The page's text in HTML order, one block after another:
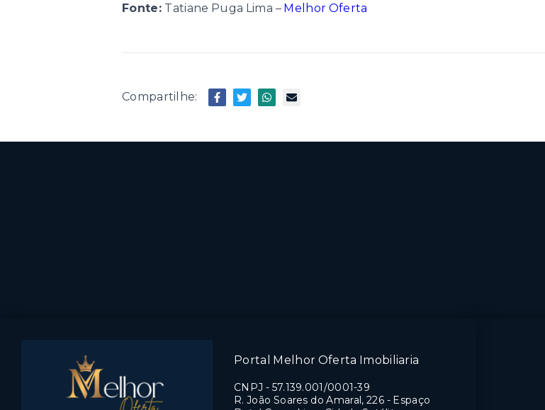
Fonte: Tatiane Puga Lima – Melhor Oferta
Compartilhe:
Portal Melhor Oferta Imobiliaria
CNPJ - 57.139.001/0001-39
R. João Soares do Amaral, 226 - Espaço